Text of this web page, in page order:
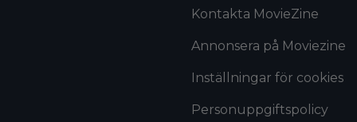
Kontakta MovieZine
Annonsera på Moviezine
Inställningar för cookies
Personuppgiftspolicy